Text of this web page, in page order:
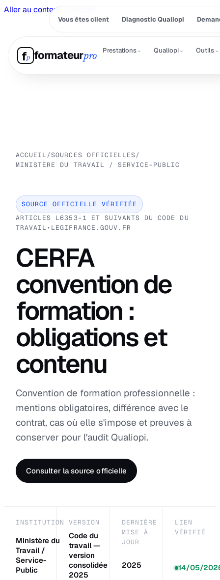
Aller au contenu principal
Vous êtes client Diagnostic Qualiopi
fp formateurpro
Prestations⌄ Qualiopi⌄ Outils⌄
ACCUEIL /SOURCES OFFICIELLES/
MINISTÈRE DU TRAVAIL / SERVICE-PUBLIC
SOURCE OFFICIELLE VÉRIFIÉE
ARTICLES L6353-1 ET SUIVANTS DU CODE DU
TRAVAIL • LEGIFRANCE.GOUV.FR
CERFA
convention de
formation :
obligations et
contenu
Convention de formation professionnelle :
mentions obligatoires, différence avec le
contrat, cas où elle s'impose et preuves à
conserver pour l'audit Qualiopi.
Consulter la source officielle
INSTITUTION
Ministère du
Travail /
Service-
Public
VERSION
Code du
travail —
version
consolidée
2025
DERNIÈRE
MISE À
JOUR
2025
LIEN
VÉRIFIÉ
14/05/